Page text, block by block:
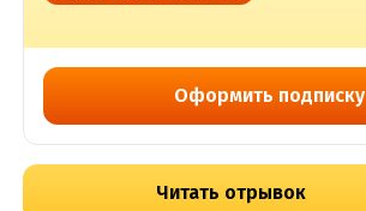
Оформить подписку
Читать отрывок